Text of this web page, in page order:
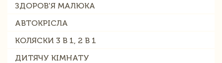
ЗДОРОВ'Я МАЛЮКА
АВТОКРІСЛА
КОЛЯСКИ 3 В 1, 2 В 1
ДИТЯЧУ КІМНАТУ